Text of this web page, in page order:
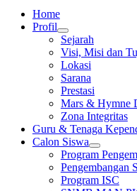
Home
Profil
Sejarah
Visi, Misi dan
Lokasi
Sarana
Prestasi
Mars & Hymne
Zona Integritas
Guru & Tenaga
Calon Siswa
Program
Pengembangan
Program ISC